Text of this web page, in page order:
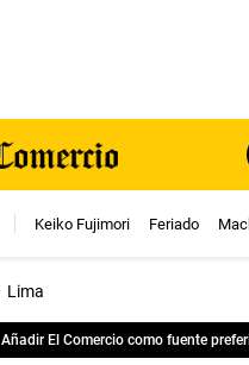
Keiko Fujimori Feriado
Lima
Añadir El Comercio como fuente